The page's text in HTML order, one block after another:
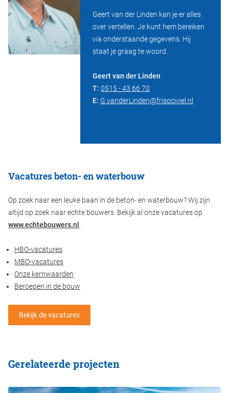
Geert van der Linden kan je er alles
over vertellen. Je kunt hem bereiken
via onderstaande gegevens. Hij
staat je graag te woord.
Geert van der Linden
T: 0515 - 43 66 70
E: G.vanderLinden@frisociviel.nl
Vacatures beton- en waterbouw
Op zoek naar een leuke baan in de beton- en waterbouw? Wij zijn
altijd op zoek naar echte bouwers. Bekijk al onze vacatures op
www.echtebouwers.nl
HBO-vacatures
MBO-vacatures
Onze kernwaarden
Beroepen in de bouw
Bekijk de vacatures
Gerelateerde projecten